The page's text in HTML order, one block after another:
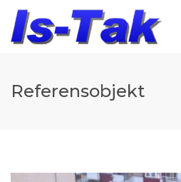
Referensobjekt